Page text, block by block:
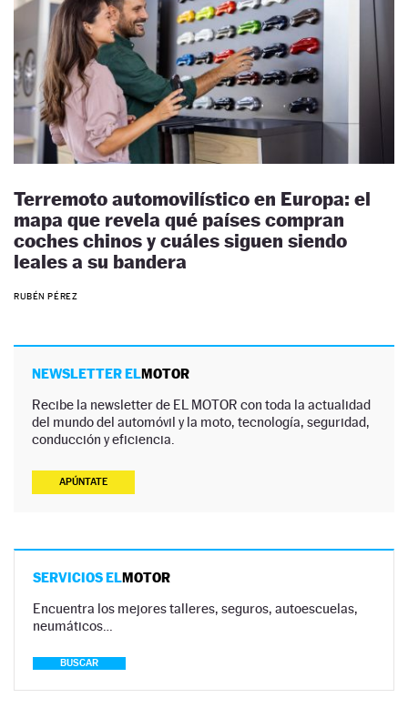
Terremoto automovilístico en Europa: el
mapa que revela qué países compran
coches chinos y cuáles siguen siendo
leales a su bandera
RUBÉN PÉREZ
NEWSLETTER ELMOTOR
Recibe la newsletter de EL MOTOR con toda la actualidad
del mundo del automóvil y la moto, tecnología, seguridad,
conducción y eficiencia.
APÚNTATE
SERVICIOS ELMOTOR
Encuentra los mejores talleres, seguros, autoescuelas,
neumáticos…
BUSCAR